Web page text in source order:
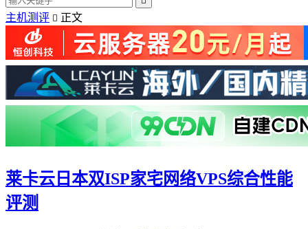
主机测评  正文
莱卡云日本双ISP家宅网络VPS综合性能
评测